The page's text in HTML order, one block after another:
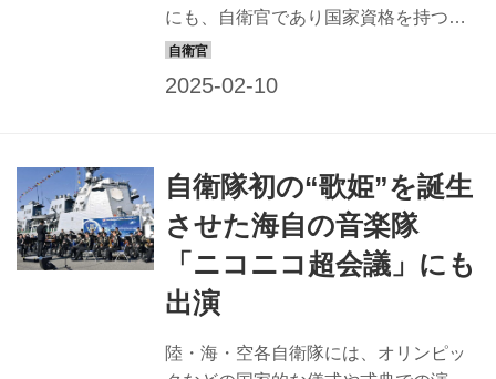
にも、自衛官であり国家資格を持つ薬
剤師でもある「薬剤官」がいる。薬剤
ん基地や駐屯地、被災地や派遣先の海
外、はたまた有事の際には第一線へも
進出する。マモルでは、国を守る自衛
官の体を守る薬剤官のマルチ・プレイ
ヤーぶりに焦点を当ててみた。 衛生の
隊員としてキャリアアップする薬剤官
薬剤師と自衛官の2つの顔を持つ「薬剤
自衛隊初の“歌姫”を誕生
させた海自の音楽隊
「ニコニコ超会議」にも
出演
陸・海・空各自衛隊には、オリンピッ